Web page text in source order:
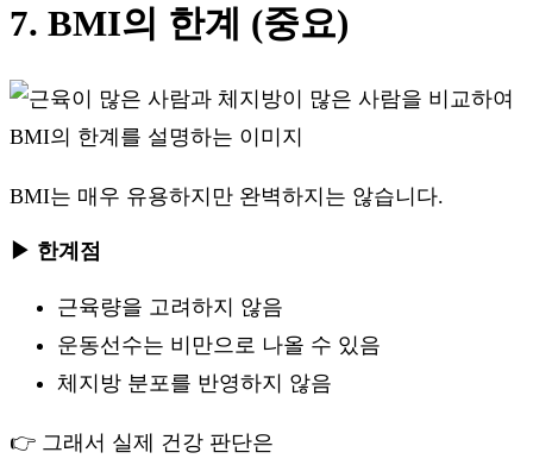
7. BMI의 한계 (중요)
BMI는 매우 유용하지만 완벽하지는 않습니다.
▶ 한계점
근육량을 고려하지 않음
운동선수는 비만으로 나올 수 있음
체지방 분포를 반영하지 않음
👉 그래서 실제 건강 판단은